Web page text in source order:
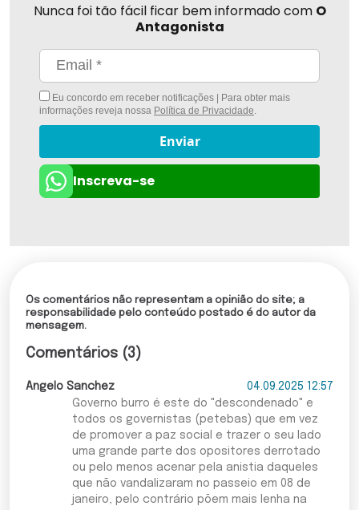
Nunca foi tão fácil ficar bem informado com O
Antagonista
Eu concordo em receber notificações | Para obter mais
informações reveja nossa Política de Privacidade.
Enviar
Inscreva-se
Os comentários não representam a opinião do site; a
responsabilidade pelo conteúdo postado é do autor da
mensagem.
Comentários (3)
Angelo Sanchez
04.09.2025 12:57
Governo burro é este do "descondenado" e
todos os governistas (petebas) que em vez
de promover a paz social e trazer o seu lado
uma grande parte dos opositores derrotado
ou pelo menos acenar pela anistia daqueles
que não vandalizaram no passeio em 08 de
janeiro, pelo contrário põem mais lenha na